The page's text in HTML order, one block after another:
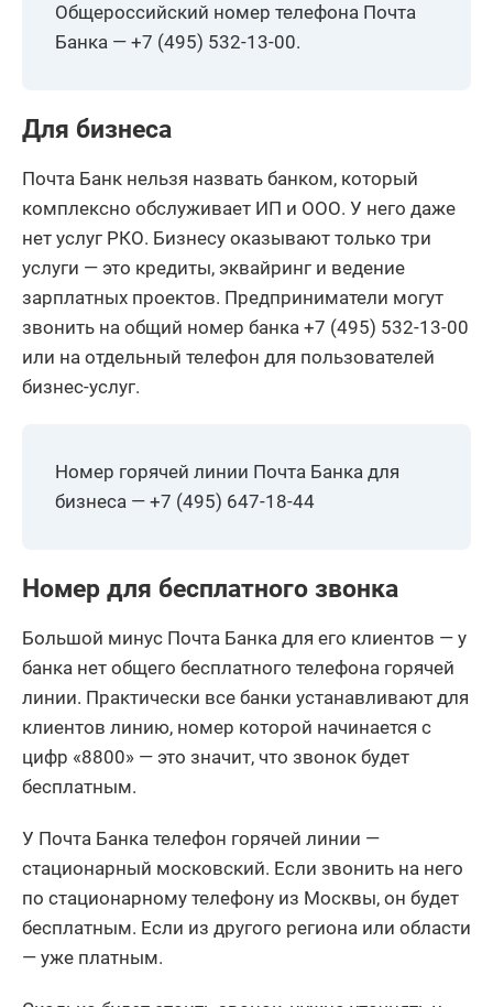
Общероссийский номер телефона Почта
Банка — +7 (495) 532-13-00.
Для бизнеса
Почта Банк нельзя назвать банком, который
комплексно обслуживает ИП и ООО. У него даже
нет услуг РКО. Бизнесу оказывают только три
услуги — это кредиты, эквайринг и ведение
зарплатных проектов. Предприниматели могут
звонить на общий номер банка +7 (495) 532-13-00
или на отдельный телефон для пользователей
бизнес-услуг.
Номер горячей линии Почта Банка для
бизнеса — +7 (495) 647-18-44
Номер для бесплатного звонка
Большой минус Почта Банка для его клиентов — у
банка нет общего бесплатного телефона горячей
линии. Практически все банки устанавливают для
клиентов линию, номер которой начинается с
цифр «8800» — это значит, что звонок будет
бесплатным.
У Почта Банка телефон горячей линии —
стационарный московский. Если звонить на него
по стационарному телефону из Москвы, он будет
бесплатным. Если из другого региона или области
— уже платным.